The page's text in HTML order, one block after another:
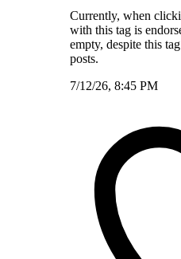
Currently, when
with this tag is
empty, despite this
posts.
7/12/26, 8:45 PM